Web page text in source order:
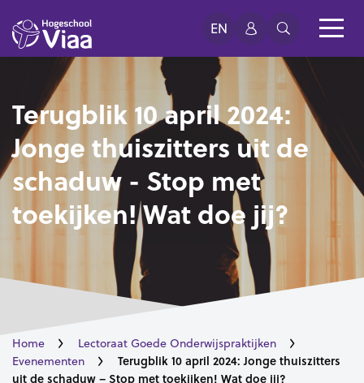
EN
Terugblik 10 april 2024:
Jonge thuiszitters uit de
schaduw - Stop met
toekijken! Wat doe jij?
Home
Lectoraat Goede Onderwijspraktijken
Evenementen
Terugblik 10 april 2024: Jonge thuiszitters
uit de schaduw – Stop met toekijken! Wat doe jij?